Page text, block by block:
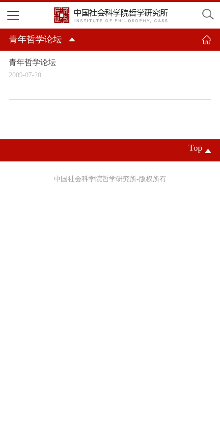
青年哲学论坛
青年哲学论坛
2009-07-20
Top
中国社会科学院哲学研究所-版权所有